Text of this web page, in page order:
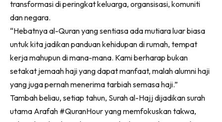
Sembang Laman
Tip Impiana
Tip Laman
Hub Ideaktiv
transformasi di peringkat keluarga, organsisasi, komuniti
dan negara.
“Hebatnya al-Quran yang sentiasa ada mutiara luar biasa
untuk kita jadikan panduan kehidupan di rumah, tempat
kerja mahupun di mana-mana. Kami berharap bukan
setakat jemaah haji yang dapat manfaat, malah alumni haji
yang juga pernah menerima tarbiah semasa haji.”
Tambah beliau, setiap tahun, Surah al-Hajj dijadikan surah
utama Arafah #QuranHour yang memfokuskan takwa,